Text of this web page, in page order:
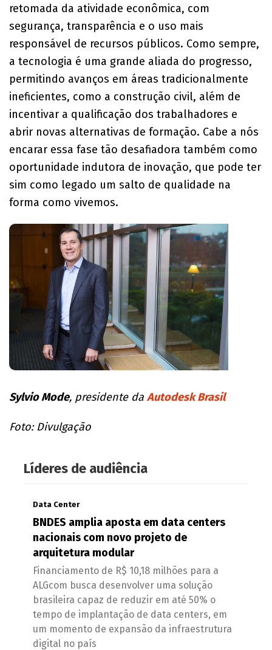
retomada da atividade econômica, com
segurança, transparência e o uso mais
responsável de recursos públicos. Como sempre,
a tecnologia é uma grande aliada do progresso,
permitindo avanços em áreas tradicionalmente
ineficientes, como a construção civil, além de
incentivar a qualificação dos trabalhadores e
abrir novas alternativas de formação. Cabe a nós
encarar essa fase tão desafiadora também como
oportunidade indutora de inovação, que pode ter
sim como legado um salto de qualidade na
forma como vivemos.
Sylvio Mode, presidente da Autodesk Brasil
Foto: Divulgação
Líderes de audiência
Data Center
BNDES amplia aposta em data centers
nacionais com novo projeto de
arquitetura modular
Financiamento de R$ 10,18 milhões para a
ALGcom busca desenvolver uma solução
brasileira capaz de reduzir em até 50% o
tempo de implantação de data centers, em
um momento de expansão da infraestrutura
digital no país